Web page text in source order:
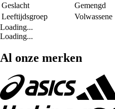
Geslacht
Gemengd
Leeftijdsgroep
Volwassene
Loading...
Loading...
Al onze merken